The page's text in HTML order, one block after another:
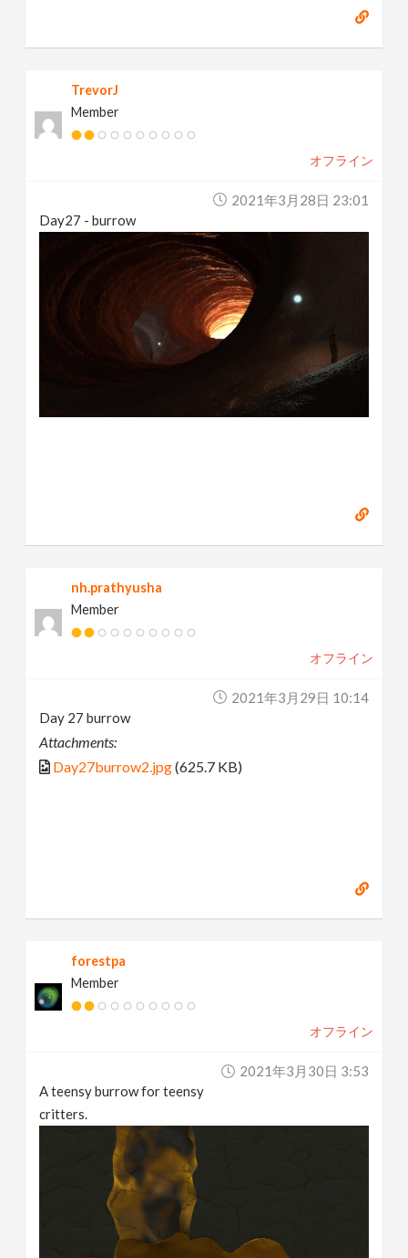
TrevorJ
Member
オフライン
2021年3月28日 23:01
Day27 - burrow
nh.prathyusha
Member
オフライン
2021年3月29日 10:14
Day 27 burrow
Attachments:
Day27burrow2.jpg(625.7 KB)
forestpa
Member
オフライン
2021年3月30日 3:53
A teensy burrow for teensy
critters.